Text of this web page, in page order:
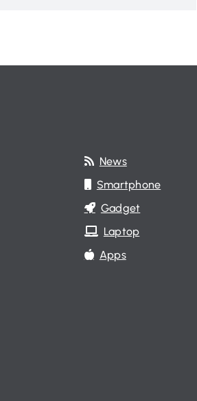
News
Smartphone
Gadget
Laptop
Apps